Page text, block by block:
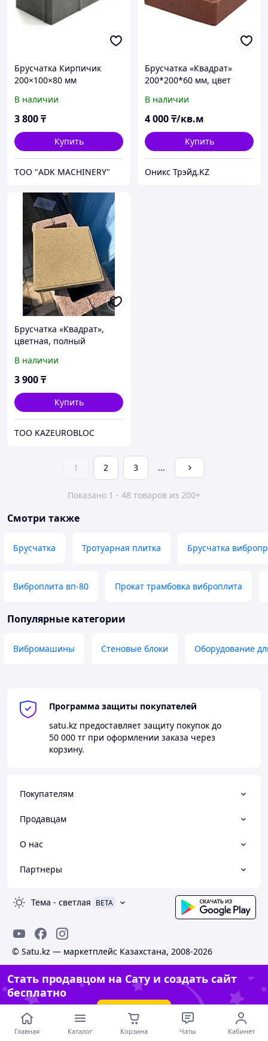
Брусчатка Кирпичик
200×100×80 мм
В наличии
3 800₸
Купить
ТОО "ADK MACHINERY"
Брусчатка «Квадрат»
200*200*60 мм, цвет
В наличии
4 000₸/кв.м
Купить
Оникс Трэйд.KZ
Брусчатка «Квадрат»,
цветная, полный
В наличии
3 900₸
Купить
ТОО KAZEUROBLOC
1 2 3 ...
Показано 1 - 48 товаров из 200+
Смотри также
Брусчатка Тротуарная плитка Брусчатка
Виброплита вп-80 Прокат трамбовка виброплита
Популярные категории
Вибромашины Стеновые блоки Оборудование
Программа защиты покупателей
satu.kz предоставляет защиту покупок до
50 000 тг при оформлении заказа через
корзину.
Покупателям
Продавцам
О нас
Партнеры
Тема - светлая BETA
© Satu.kz — маркетплейс Казахстана, 2008-2026
Стать продавцом на Сату и создать сайт
бесплатно
Создать сайт
Главная Каталог Корзина Чаты Кабинет